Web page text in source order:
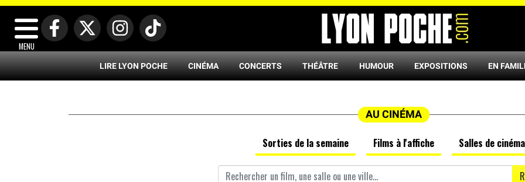
MENU
LIRE LYON POCHE CINÉMA CONCERTS THÉÂTRE HUMOUR EXPOSITIONS EN
AU CINÉMA
Sorties de la semaine Films à l'affiche Salles de cinéma